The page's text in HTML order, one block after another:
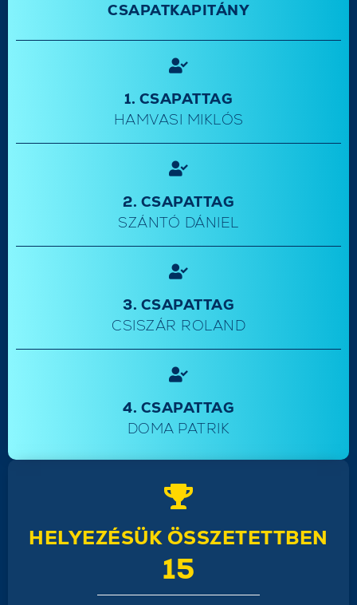
CSAPATKAPITÁNY
1. CSAPATTAG
HAMVASI MIKLÓS
2. CSAPATTAG
SZÁNTÓ DÁNIEL
3. CSAPATTAG
CSISZÁR ROLAND
4. CSAPATTAG
DOMA PATRIK
HELYEZÉSÜK ÖSSZETETTBEN
15